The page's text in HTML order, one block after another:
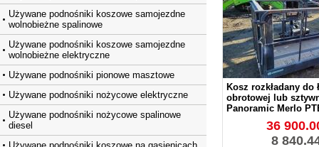
Używane podnośniki koszowe samojezdne
wolnobieżne spalinowe
Używane podnośniki koszowe samojezdne
wolnobieżne elektryczne
Używane podnośniki pionowe masztowe
Używane podnośniki nożycowe elektryczne
Używane podnośniki nożycowe spalinowe
diesel
Kosz rozkładany do
obrotowej lub
Panoramic Merlo
36
8